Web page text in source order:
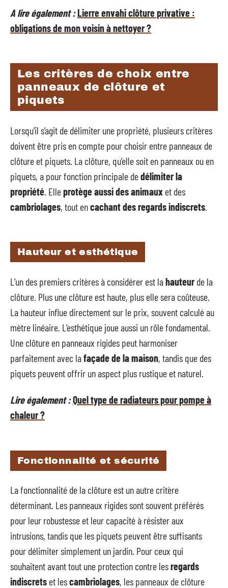
A lire également :Lierre envahi clôture privative :
obligations de mon voisin à nettoyer ?
Les critères de choix entre
panneaux de clôture et
piquets
Lorsqu’il s’agit de délimiter une propriété, plusieurs critères
doivent être pris en compte pour choisir entre panneaux de
clôture et piquets. La clôture, qu’elle soit en panneaux ou en
piquets, a pour fonction principale dedélimiter la
propriété . Elleprotège aussi des animaux et des
cambriolages, tout encachant des regards indiscrets
Hauteur et esthétique
L’un des premiers critères à considérer est lahauteurde la
clôture. Plus une clôture est haute, plus elle sera coûteuse.
La hauteur influe directement sur le prix, souvent calculé au
mètre linéaire. L’esthétique joue aussi un rôle fondamental.
Une clôture en panneaux rigides peut harmoniser
parfaitement avec lafaçade de la maison, tandis que des
piquets peuvent offrir un aspect plus rustique et naturel.
Lire également :Quel type de radiateurs pour pompe à
chaleur ?
Fonctionnalité et sécurité
La fonctionnalité de la clôture est un autre critère
déterminant. Les panneaux rigides sont souvent préférés
pour leur robustesse et leur capacité à résister aux
intrusions, tandis que les piquets peuvent être suffisants
pour délimiter simplement un jardin. Pour ceux qui
souhaitent avant tout une protection contre lesregards
indiscrets et lescambriolages, les panneaux de clôture